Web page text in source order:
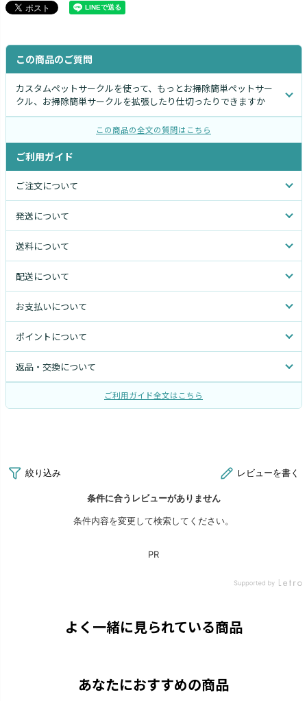
この商品のご質問
カスタムペットサークルを使って、もっとお掃除簡単ペットサー
クル、お掃除簡単サークルを拡張したり仕切ったりできますか
この商品の全文の質問はこちら
ご利用ガイド
ご注文について
発送について
送料について
配送について
お支払いについて
ポイントについて
返品・交換について
ご利用ガイド全文はこちら
よく一緒に見られている商品
あなたにおすすめの商品